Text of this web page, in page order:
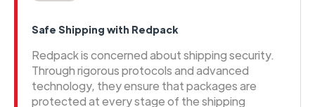
Safe Shipping with Redpack
Redpack is concerned about shipping security.
Through rigorous protocols and advanced
technology, they ensure that packages are
protected at every stage of the shipping